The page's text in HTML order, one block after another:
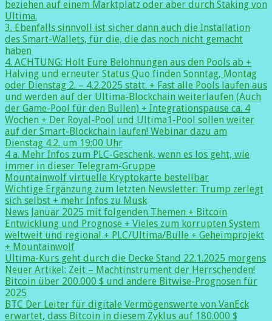
beziehen auf einem Marktplatz oder aber durch Staking von
Ultima.
3. Ebenfalls sinnvoll ist sicher dann auch die Installation
des Smart-Wallets, für die, die das noch nicht gemacht
haben
4. ACHTUNG: Holt Eure Belohnungen aus den Pools ab +
Halving und erneuter Status Quo finden Sonntag, Montag
oder Dienstag 2. – 4.2.2025 statt. + Fast alle Pools laufen aus
und werden auf der Ultima-Blockchain weiterlaufen (Auch
der Game-Pool für den Bullen) + Integrationspause ca. 4
Wochen + Der Royal-Pool und Ultima1-Pool sollen weiter
auf der Smart-Blockchain laufen! Webinar dazu am
Dienstag 4.2. um 19:00 Uhr
4 a. Mehr Infos zum PLC-Geschenk, wenn es los geht, wie
immer in dieser Telegram-Gruppe
Mountainwolf virtuelle Kryptokarte bestellbar
Wichtige Ergänzung zum letzten Newsletter: Trump zerlegt
sich selbst + mehr Infos zu Musk
News Januar 2025 mit folgenden Themen + Bitcoin
Entwicklung und Prognose + Vieles zum korrupten System
weltweit und regional + PLC/Ultima/Bulle + Geheimprojekt
+ Mountainwolf
Ultima-Kurs geht durch die Decke Stand 22.1.2025 morgens
Neuer Artikel: Zeit – Machtinstrument der Herrschenden!
Bitcoin über 200.000 $ und andere Bitwise-Prognosen für
2025
BTC Der Leiter für digitale Vermögenswerte von VanEck
erwartet, dass Bitcoin in diesem Zyklus auf 180.000 $